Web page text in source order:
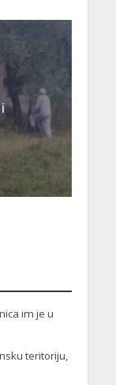
im je u
teritoriju,